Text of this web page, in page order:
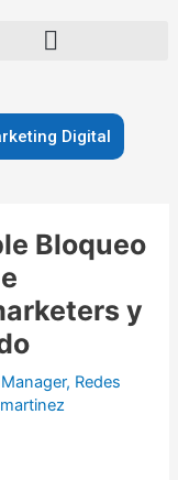
Digital
Bloqueo
y
, Redes